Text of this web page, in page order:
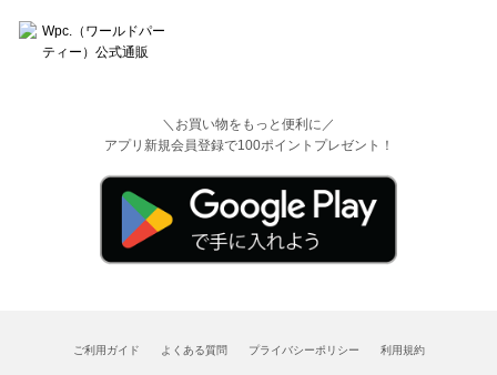
＼お買い物をもっと便利に／
アプリ新規会員登録で100ポイントプレゼント！
ご利用ガイド よくある質問 プライバシーポリシー 利用規約